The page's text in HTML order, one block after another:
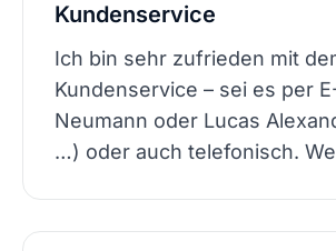
Kundenservice
Ich bin sehr zufrieden mit
Kundenservice – sei es per
Neumann oder Lucas
…) oder auch telefonisch.